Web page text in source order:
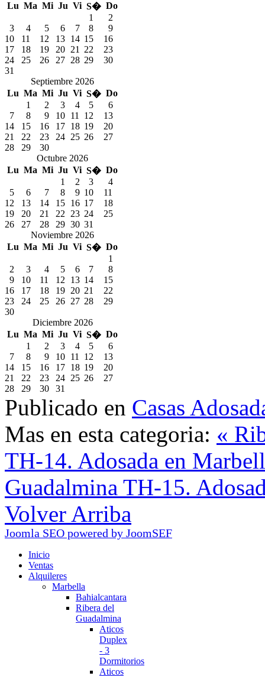
Lu Ma Mi Ju Vi S� Do
1
2
3
4 5 6 7 8
9
10
11 12 13 14 15
16
17
18 19 20 21 22
23
24
25 26 27 28 29
30
31
Septiembre 2026
Lu Ma Mi Ju Vi S� Do
1
2 3 4 5
6
7
8 9 10 11 12
13
14
15 16 17 18 19
20
21
22 23 24 25 26
27
28
29
30
Octubre 2026
Lu Ma Mi Ju Vi S� Do
1
2 3
4
5
6 7 8 9 10
11
12
13 14 15 16 17
18
19
20 21 22 23 24
25
26
27 28 29 30 31
Noviembre 2026
Lu Ma Mi Ju Vi S� Do
1
2
3 4 5 6 7
8
9
10 11 12 13 14
15
16
17 18 19 20 21
22
23
24 25 26 27 28
29
30
Diciembre 2026
Lu Ma Mi Ju Vi S� Do
1
2 3 4 5
6
7
8 9 10 11 12
13
14
15 16 17 18 19
20
21
22 23 24 25 26
27
28
29 30 31
Publicado en Casas
Mas en esta categoria: «
TH-14. Adosada en
Guadalmina TH-15.
Volver Arriba
Joomla SEO powered by JoomSEF
Inicio
Ventas
Alquileres
Marbella
Bahialcantara
Ribera del
Guadalmina
Aticos
Duplex
- 3
Dormitorios
Aticos